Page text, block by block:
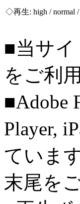
◇再生: high / normal
■当サ
をご利
■Adobe
Player,
ていま
末尾を